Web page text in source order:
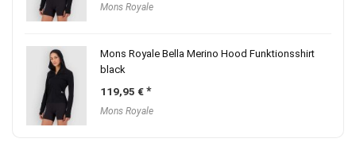
Mons Royale
Mons Royale Bella Merino Hood Funktionsshirt
black
119,95 €
Mons Royale